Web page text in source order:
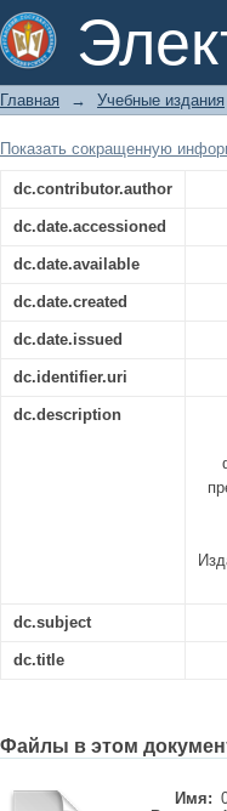
Организация
Главная → Учебные издания
Показать сокращенную
dc.contributor.author
dc.date.accessioned
dc.date.available
dc.date.created
dc.date.issued
dc.identifier.uri
dc.description
dc.subject
dc.title
Файлы в этом
Имя: